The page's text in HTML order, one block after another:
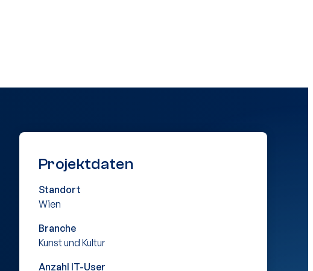
Projektdaten
Standort
Wien
Branche
Kunst und Kultur
Anzahl IT-User